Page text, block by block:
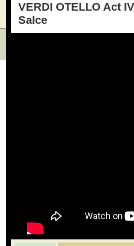
VERDI OTELLO Act
Salce